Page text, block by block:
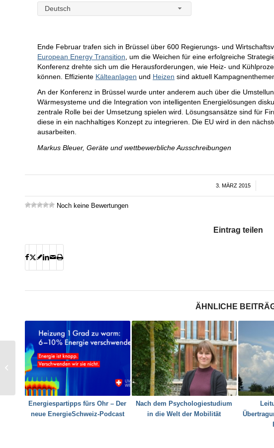
Deutsch
Ende Februar trafen sich in Brüssel über 600 Regierungs- und
European Energy Transition , um die Weichen für eine erfolgreiche
Konferenz drehte sich um die Herausforderungen, wie Heiz- und
können. Effiziente Kälteanlagen und Heizen sind aktuell
An der Konferenz in Brüssel wurde unter anderem auch über die
Wärmesysteme und die Integration von intelligenten Energielösungen
zentrale Rolle bei der Umsetzung spielen wird. Lösungsansätze sind für
diese in ein nachhaltiges Konzept zu integrieren. Die EU wird in den
ausarbeiten.
Markus Bleuer, Geräte und wettbewerbliche Ausschreibungen
3. MÄRZ 2015
/
Noch keine Bewertungen
Eintrag teilen
ÄHNLICHE
Energiespartipps fürs Ohr – Der
neue EnergieSchweiz-Podcast
Nach dem Psychologiestudium
in die Welt der Mobilität
Energiethemen in der
Frühjahrssession